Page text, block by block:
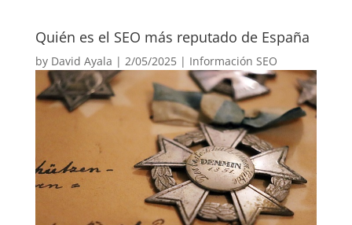
Quién es el SEO más reputado de España
by David Ayala | 2/05/2025| Información SEO